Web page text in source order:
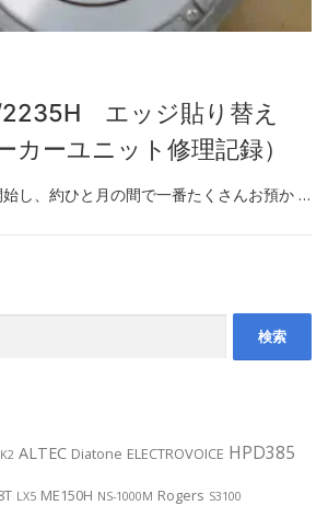
エッジ貼り替え
カーユニット修理記録）
し、約ひと月の間で一番たくさんお預か …
ALTEC Diatone ELECTROVOICE HPD385
LX5 ME150H NS-1000M Rogers S3100